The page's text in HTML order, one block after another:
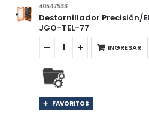
40547533
Destornillador Precisión/
JGO-TEL-77
INGRESAR
FAVORITOS